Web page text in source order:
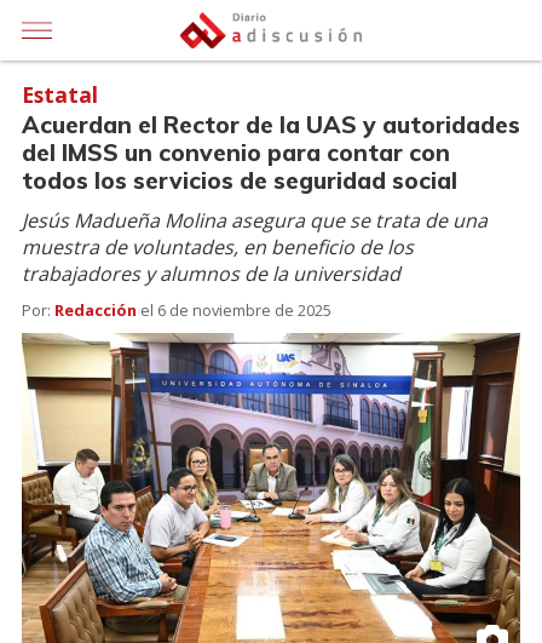
Estatal
Acuerdan el Rector de la UAS y autoridades
del IMSS un convenio para contar con
todos los servicios de seguridad social
Jesús Madueña Molina asegura que se trata de una
muestra de voluntades, en beneficio de los
trabajadores y alumnos de la universidad
Por: Redacción el 6 de noviembre de 2025